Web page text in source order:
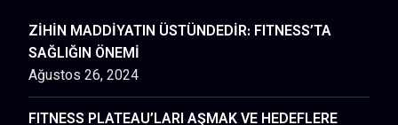
ZİHİN MADDİYATIN ÜSTÜNDEDİR: FITNESS’TA
SAĞLIĞIN ÖNEMİ
Ağustos 26, 2024
FITNESS PLATEAU’LARI AŞMAK VE HEDEFLERE